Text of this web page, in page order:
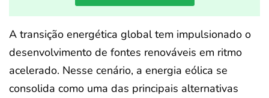
A transição energética global tem impulsionado o
desenvolvimento de fontes renováveis em ritmo
acelerado. Nesse cenário, a energia eólica se
consolida como uma das principais alternativas